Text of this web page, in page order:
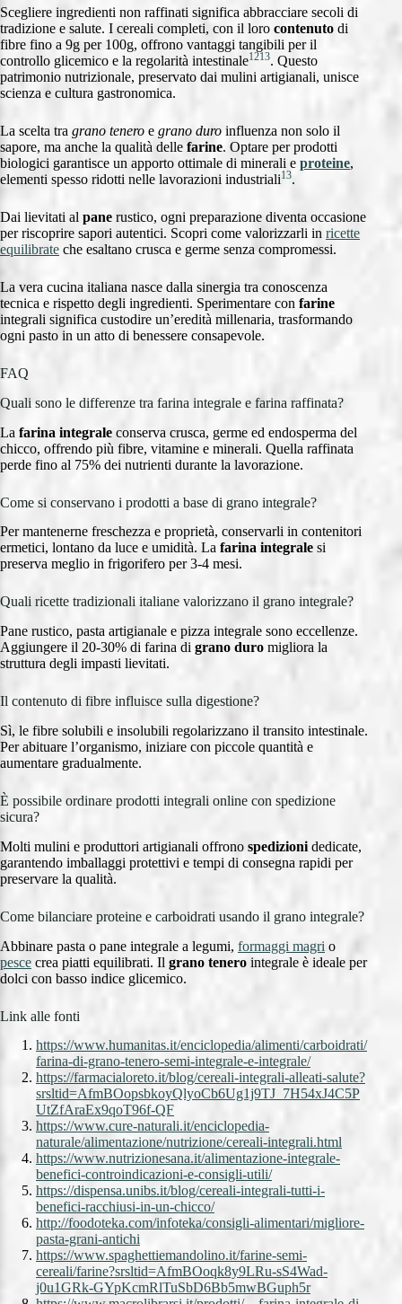
Scegliere ingredienti non raffinati significa abbracciare secoli di
tradizione e salute. I cereali completi, con il loro contenuto di
fibre fino a 9g per 100g, offrono vantaggi tangibili per il
controllo glicemico e la regolarità intestinale1213. Questo
patrimonio nutrizionale, preservato dai mulini artigianali, unisce
scienza e cultura gastronomica.
La scelta tra grano tenero e grano duro influenza non solo il
sapore, ma anche la qualità delle farine. Optare per prodotti
biologici garantisce un apporto ottimale di minerali e proteine,
elementi spesso ridotti nelle lavorazioni industriali13.
Dai lievitati al pane rustico, ogni preparazione diventa occasione
per riscoprire sapori autentici. Scopri come valorizzarli in ricette
equilibrate che esaltano crusca e germe senza compromessi.
La vera cucina italiana nasce dalla sinergia tra conoscenza
tecnica e rispetto degli ingredienti. Sperimentare con farine
integrali significa custodire un’eredità millenaria, trasformando
ogni pasto in un atto di benessere consapevole.
FAQ
Quali sono le differenze tra farina integrale e farina raffinata?
La farina integrale conserva crusca, germe ed endosperma del
chicco, offrendo più fibre, vitamine e minerali. Quella raffinata
perde fino al 75% dei nutrienti durante la lavorazione.
Come si conservano i prodotti a base di grano integrale?
Per mantenerne freschezza e proprietà, conservarli in contenitori
ermetici, lontano da luce e umidità. La farina integrale si
preserva meglio in frigorifero per 3-4 mesi.
Quali ricette tradizionali italiane valorizzano il grano integrale?
Pane rustico, pasta artigianale e pizza integrale sono eccellenze.
Aggiungere il 20-30% di farina di grano duro migliora la
struttura degli impasti lievitati.
Il contenuto di fibre influisce sulla digestione?
Sì, le fibre solubili e insolubili regolarizzano il transito intestinale.
Per abituare l’organismo, iniziare con piccole quantità e
aumentare gradualmente.
È possibile ordinare prodotti integrali online con spedizione
sicura?
Molti mulini e produttori artigianali offrono spedizioni dedicate,
garantendo imballaggi protettivi e tempi di consegna rapidi per
preservare la qualità.
Come bilanciare proteine e carboidrati usando il grano integrale?
Abbinare pasta o pane integrale a legumi, formaggi magri o
pesce crea piatti equilibrati. Il grano tenero integrale è ideale per
dolci con basso indice glicemico.
Link alle fonti
https://www.humanitas.it/enciclopedia/alimenti/carboidrati/
farina-di-grano-tenero-semi-integrale-e-integrale/
https://farmacialoreto.it/blog/cereali-integrali-alleati-salute?
srsltid=AfmBOopsbkoyQlyoCb6Ug1j9TJ_7H54xJ4C5P
UtZfAraEx9qoT96f-QF
https://www.cure-naturali.it/enciclopedia-
naturale/alimentazione/nutrizione/cereali-integrali.html
https://www.nutrizionesana.it/alimentazione-integrale-
benefici-controindicazioni-e-consigli-utili/
https://dispensa.unibs.it/blog/cereali-integrali-tutti-i-
benefici-racchiusi-in-un-chicco/
http://foodoteka.com/infoteka/consigli-alimentari/migliore-
pasta-grani-antichi
https://www.spaghettiemandolino.it/farine-semi-
cereali/farine?srsltid=AfmBOoqk8y9LRu-sS4Wad-
j0u1GRk-GYpKcmRlTuSbD6Bb5mwBGuph5r